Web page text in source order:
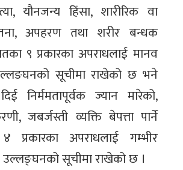
यौनजन्य हिंसा, शारीरिक वा
अपहरण तथा शरीर बन्धक
९ प्रकारका अपराधलाई मानव
सूचीमा राखेको छ भने
निर्ममतापूर्वक ज्यान मारेको,
जबर्जस्ती व्यक्ति बेपत्ता पार्ने
प्रकारका अपराधलाई गम्भीर
सूचीमा राखेको छ ।